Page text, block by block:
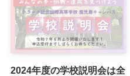
2024年度の学校説明会は全